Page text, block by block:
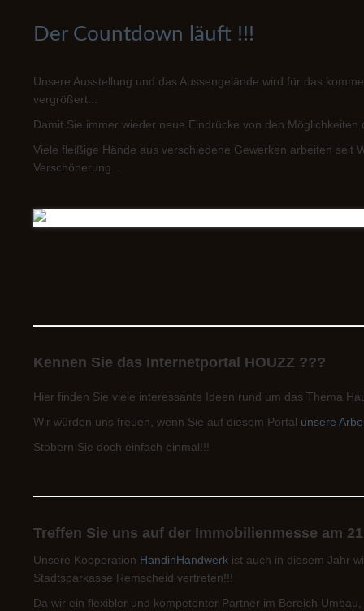
Der Countdown läuft !!!
Unsere Ausstellung und das Aussengelände wird für das
vergrößert...
Damit Sie immer wieder neue Eindrücke von den
Viele fleißige Hände aus verschiedene Gewerken arbeiten seit
Verschönerung...
Kennen Sie das Internetportal HOUZZ ???
Hier finden Sie viele interessante Ideen rund um das Thema
Wir würden uns freuen, wenn Sie auf diesem Portal unsere
Stöbern Sie doch einfach einmal!!!
Treffen Sie uns auf der Immobilienmesse am
Unsere Kooperation HandinHandwerk ist auch in diesem Jahr
Stadtsparkasse Remscheid vertreten!!!
Da wir ein flexibler und kompetenter Partner im Bereich